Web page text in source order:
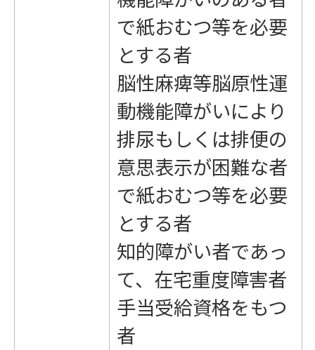
で紙おむつ等を必要
とする者
脳性麻痺等脳原性運
動機能障がいにより
排尿もしくは排便の
意思表示が困難な者
で紙おむつ等を必要
とする者
知的障がい者であっ
て、在宅重度障害者
手当受給資格をもつ
者